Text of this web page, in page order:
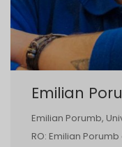
Emilian
Emilian Porumb,
RO: Emilian